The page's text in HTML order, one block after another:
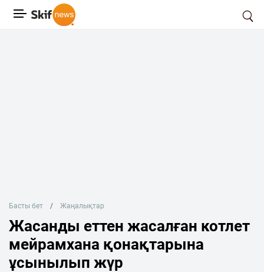
Басты бет Жаңалықтар
Жасанды еттен жасалған котлет
мейрамхана қонақтарына
ұсынылып жүр